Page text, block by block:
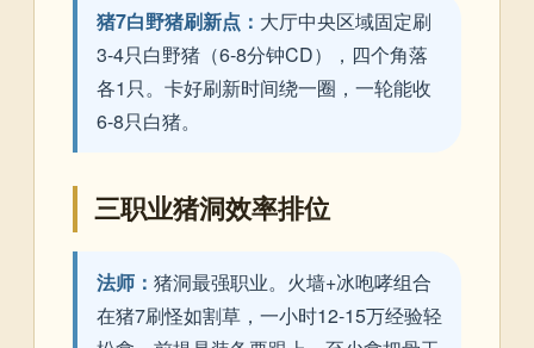
猪7白野猪刷新点： 大厅中央区域固定刷
3-4只白野猪（6-8分钟CD），四个角落
各1只。卡好刷新时间绕一圈，一轮能收
6-8只白猪。
三职业猪洞效率排位
法师： 猪洞最强职业。火墙+冰咆哮组合
在猪7刷怪如割草，一小时12-15万经验轻